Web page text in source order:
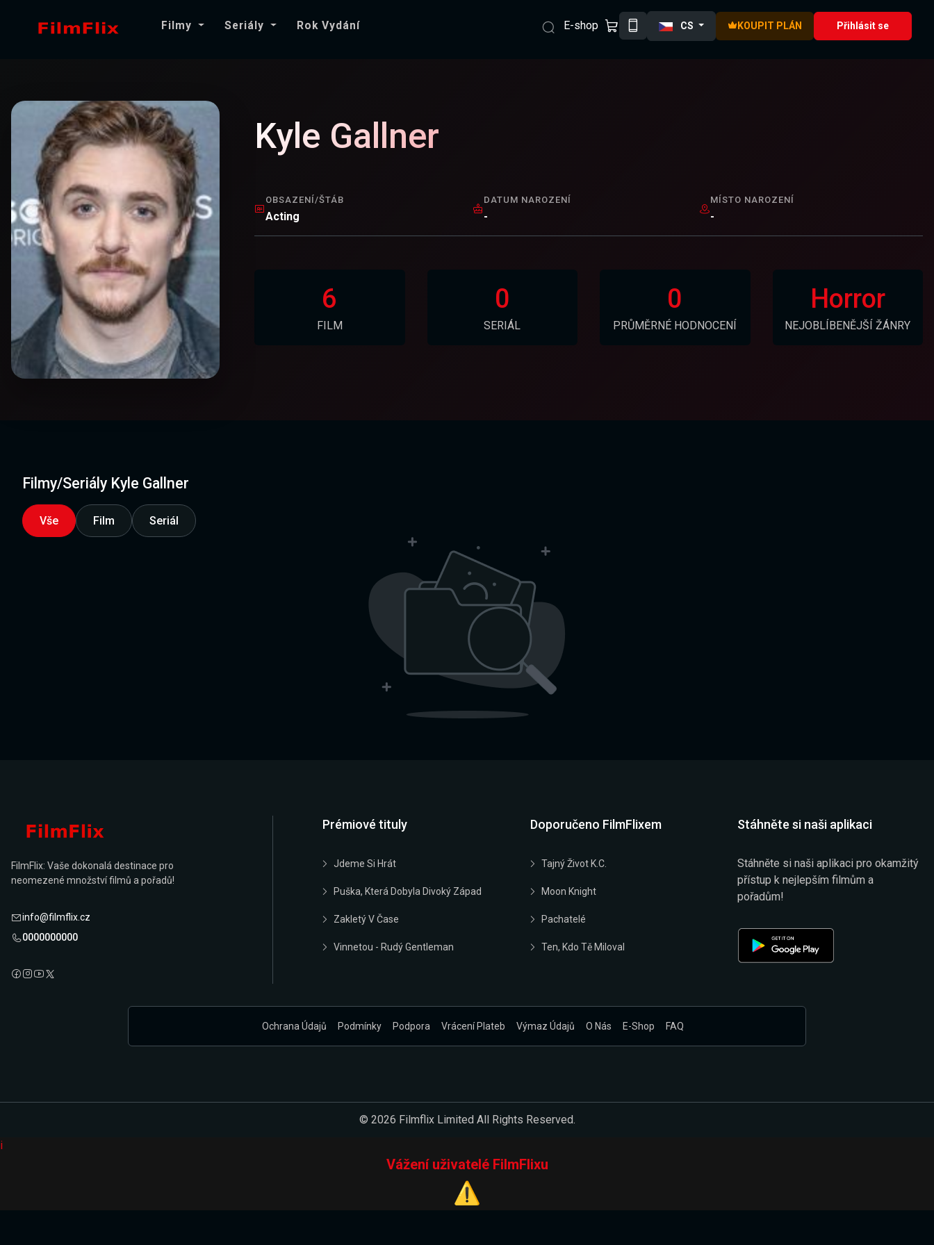
Filmy Seriály Rok Vydání E-shop CS KOUPIT PLÁN Přihlásit se
Kyle Gallner
OBSAZENÍ/ŠTÁB
Acting
DATUM NAROZENÍ
-
MÍSTO NAROZENÍ
-
6
FILM
0
SERIÁL
0
PRŮMĚRNÉ HODNOCENÍ
Horror
NEJOBLÍBENĚJŠÍ ŽÁNRY
Filmy/Seriály Kyle Gallner
Vše Film Seriál
FilmFlix: Vaše dokonalá destinace pro
neomezené množství filmů a pořadů!
info@filmflix.cz
0000000000
Prémiové tituly
Jdeme Si Hrát
Puška, Která Dobyla Divoký Západ
Zakletý V Čase
Vinnetou - Rudý Gentleman
Doporučeno FilmFlixem
Tajný Život K.C.
Moon Knight
Pachatelé
Ten, Kdo Tě Miloval
Stáhněte si naši aplikaci
Stáhněte si naši aplikaci pro okamžitý
přístup k nejlepším filmům a
pořadům!
Ochrana Údajů Podmínky Podpora Vrácení Plateb Výmaz Údajů O Nás E-Shop FAQ
© 2026 Filmflix Limited All Rights Reserved.
i
Vážení uživatelé FilmFlixu
⚠️